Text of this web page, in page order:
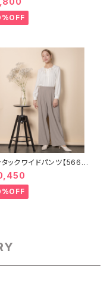
タックワイドパンツ【56670
SET可